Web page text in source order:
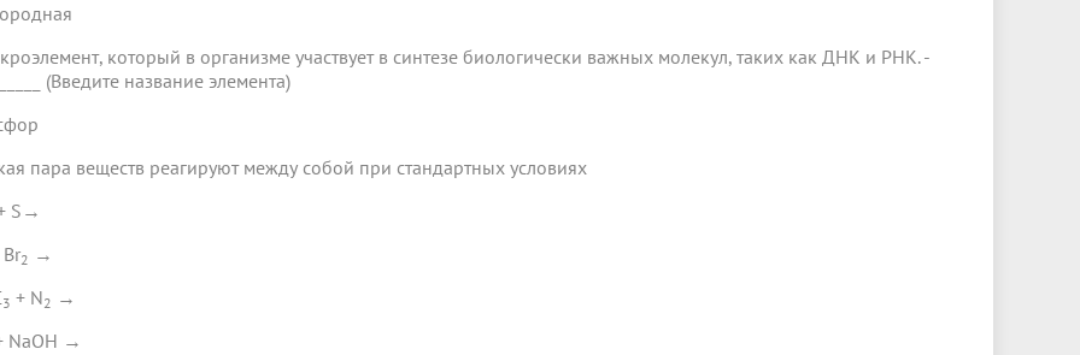
который в организме участвует в синтезе биологически важных молекул, таких как ДНК и РНК. -
(Введите название элемента)
пара веществ реагируют между собой при стандартных условиях
S→
2 →
3 + N2 →
NaOH →